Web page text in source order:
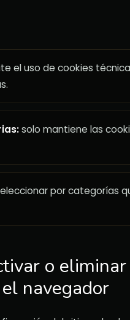
el uso de cookies
solo mantiene las
por categorías
o eliminar
navegador